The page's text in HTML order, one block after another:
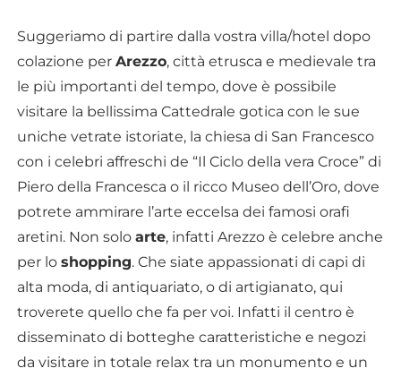
Suggeriamo di partire dalla vostra villa/hotel dopo
colazione per Arezzo, città etrusca e medievale tra
le più importanti del tempo, dove è possibile
visitare la bellissima Cattedrale gotica con le sue
uniche vetrate istoriate, la chiesa di San Francesco
con i celebri affreschi de “Il Ciclo della vera Croce” di
Piero della Francesca o il ricco Museo dell’Oro, dove
potrete ammirare l’arte eccelsa dei famosi orafi
aretini. Non solo arte, infatti Arezzo è celebre anche
per lo shopping. Che siate appassionati di capi di
alta moda, di antiquariato, o di artigianato, qui
troverete quello che fa per voi. Infatti il centro è
disseminato di botteghe caratteristiche e negozi
da visitare in totale relax tra un monumento e un